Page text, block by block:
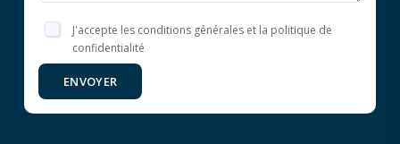
J'accepte les conditions générales et la politique de
confidentialité
ENVOYER